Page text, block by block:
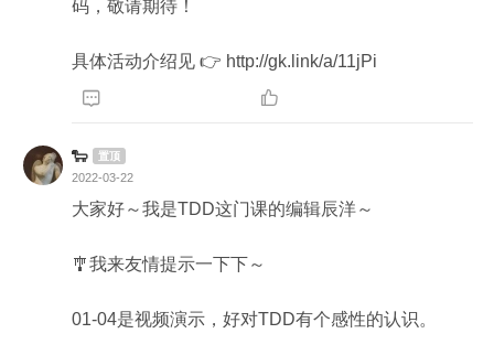
码，敬请期待！
具体活动介绍见 👉 http://gk.link/a/11jPi
 
🐑 置顶
2022-03-22
大家好～我是TDD这门课的编辑辰洋～
🎐我来友情提示一下下～
01-04是视频演示，好对TDD有个感性的认识。